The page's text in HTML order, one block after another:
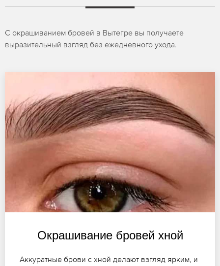
С окрашиванием бровей в Вытегре вы получаете
выразительный взгляд без ежедневного ухода.
Окрашивание бровей хной
Аккуратные брови с хной делают взгляд ярким, и